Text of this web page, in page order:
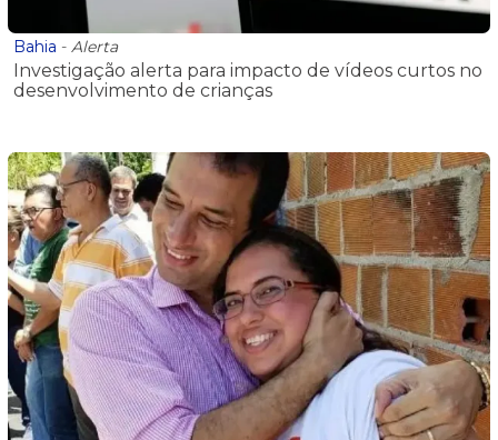
Bahia - Alerta
Investigação alerta para impacto de vídeos curtos no
desenvolvimento de crianças